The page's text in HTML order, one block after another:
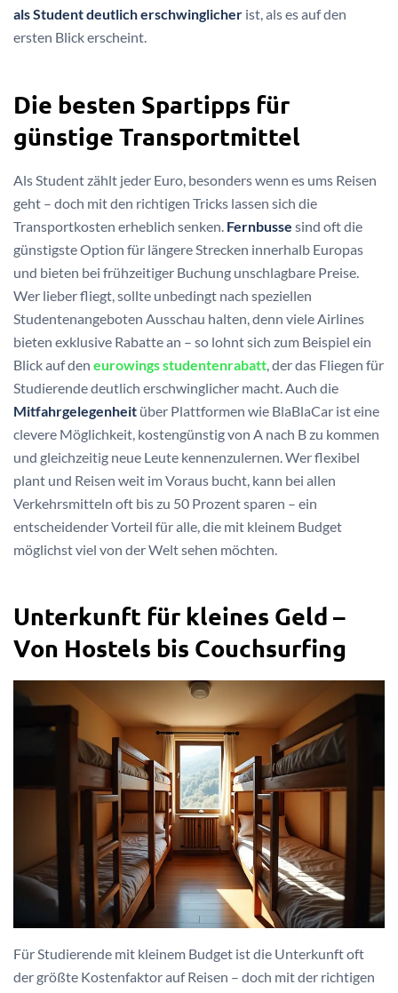
als Student deutlich erschwinglicher ist, als es auf den
ersten Blick erscheint.
Die besten Spartipps für
günstige Transportmittel
Als Student zählt jeder Euro, besonders wenn es ums Reisen
geht – doch mit den richtigen Tricks lassen sich die
Transportkosten erheblich senken. Fernbusse sind oft die
günstigste Option für längere Strecken innerhalb Europas
und bieten bei frühzeitiger Buchung unschlagbare Preise.
Wer lieber fliegt, sollte unbedingt nach speziellen
Studentenangeboten Ausschau halten, denn viele Airlines
bieten exklusive Rabatte an – so lohnt sich zum Beispiel ein
Blick auf den eurowings studentenrabatt , der das Fliegen für
Studierende deutlich erschwinglicher macht. Auch die
Mitfahrgelegenheit über Plattformen wie BlaBlaCar ist eine
clevere Möglichkeit, kostengünstig von A nach B zu kommen
und gleichzeitig neue Leute kennenzulernen. Wer flexibel
plant und Reisen weit im Voraus bucht, kann bei allen
Verkehrsmitteln oft bis zu 50 Prozent sparen – ein
entscheidender Vorteil für alle, die mit kleinem Budget
möglichst viel von der Welt sehen möchten.
Unterkunft für kleines Geld –
Von Hostels bis Couchsurfing
Für Studierende mit kleinem Budget ist die Unterkunft oft
der größte Kostenfaktor auf Reisen – doch mit der richtigen